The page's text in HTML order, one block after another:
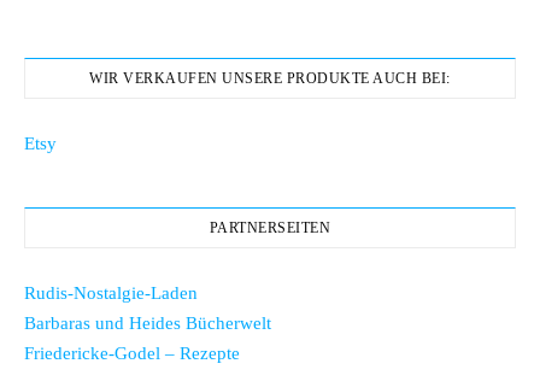
WIR VERKAUFEN UNSERE PRODUKTE AUCH BEI:
Etsy
PARTNERSEITEN
Rudis-Nostalgie-Laden
Barbaras und Heides Bücherwelt
Friedericke-Godel – Rezepte